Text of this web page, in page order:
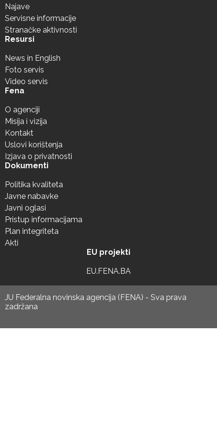
Najave
Servisne informacije
Stranačke aktivnosti
Resursi
News in English
Foto servis
Video servis
Fena
O agenciji
Misija i vizija
Kontakt
Uslovi korištenja
Izjava o privatnosti
Dokumenti
Politika kvaliteta
Javne nabavke
Javni oglasi
Pristup informacijama
Plan integriteta
Akti
EU projekti
EU.FENA.BA
JU Federalna novinska agencija (FENA) - Sva prava
zadržana